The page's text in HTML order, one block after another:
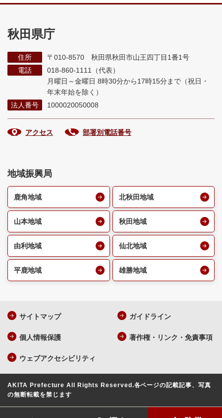
秋田県庁
住所
〒010-8570 秋田県秋田市山王四丁目1番1号
電話
018-860-1111（代表）
月曜日～金曜日 8時30分から17時15分まで （祝日・
年末年始を除く）
法人番号
1000020050008
アクセス 部署別電話番号
地域振興局
鹿角地域 北秋田地域
山本地域 秋田地域
由利地域 仙北地域
平鹿地域 雄勝地域
サイトマップ ガイドライン
個人情報保護 著作権・リンク・免責事項
ウェブアクセシビリティ
AKITA Prefecture All Rights Reserved.各ページの記載記事、写真
の無断転載を禁じます